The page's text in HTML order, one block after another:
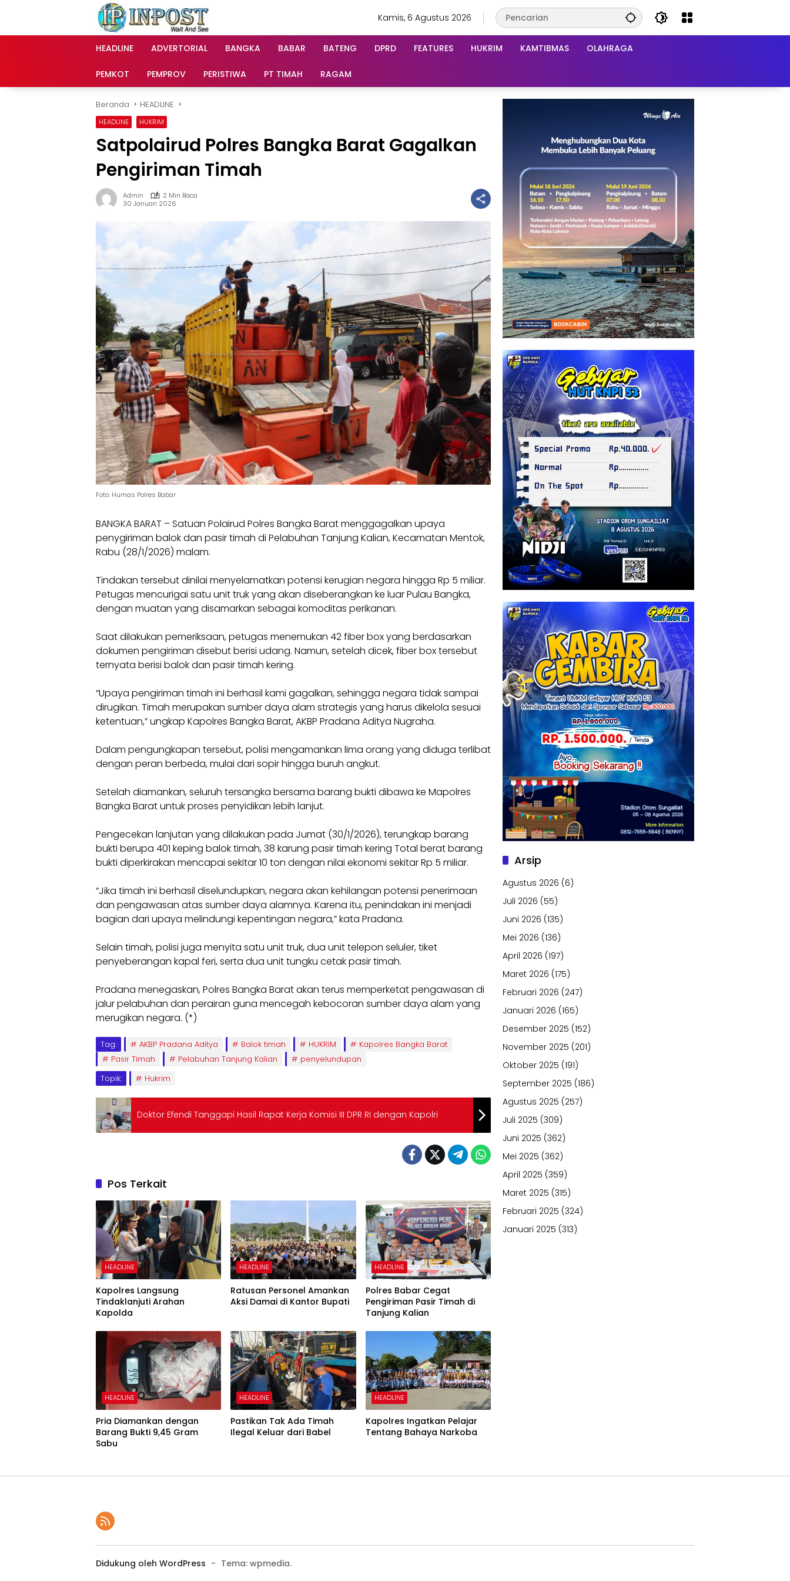
Kamis, 6 Agustus 2026
HEADLINE ADVERTORIAL BANGKA BABAR BATENG DPRD FEATURES HUKRIM KAMTIBMAS OLAHRAGA
PEMKOT PEMPROV PERISTIWA PT TIMAH RAGAM
Beranda HEADLINE
HEADLINE HUKRIM
Satpolairud Polres Bangka Barat Gagalkan
Pengiriman Timah
Admin
2 Min Baca
30 Januari 2026
Foto: Humas Polres Babar
BANGKA BARAT – Satuan Polairud Polres Bangka Barat menggagalkan upaya
penygiriman balok dan pasir timah di Pelabuhan Tanjung Kalian, Kecamatan Mentok,
Rabu (28/1/2026) malam.
Tindakan tersebut dinilai menyelamatkan potensi kerugian negara hingga Rp 5 miliar.
Petugas mencurigai satu unit truk yang akan diseberangkan ke luar Pulau Bangka,
dengan muatan yang disamarkan sebagai komoditas perikanan.
Saat dilakukan pemeriksaan, petugas menemukan 42 fiber box yang berdasarkan
dokumen pengiriman disebut berisi udang. Namun, setelah dicek, fiber box tersebut
ternyata berisi balok dan pasir timah kering.
“Upaya pengiriman timah ini berhasil kami gagalkan, sehingga negara tidak sampai
dirugikan. Timah merupakan sumber daya alam strategis yang harus dikelola sesuai
ketentuan,” ungkap Kapolres Bangka Barat, AKBP Pradana Aditya Nugraha.
Dalam pengungkapan tersebut, polisi mengamankan lima orang yang diduga terlibat
dengan peran berbeda, mulai dari sopir hingga buruh angkut.
Setelah diamankan, seluruh tersangka bersama barang bukti dibawa ke Mapolres
Bangka Barat untuk proses penyidikan lebih lanjut.
Pengecekan lanjutan yang dilakukan pada Jumat (30/1/2026), terungkap barang
bukti berupa 401 keping balok timah, 38 karung pasir timah kering Total berat barang
bukti diperkirakan mencapai sekitar 10 ton dengan nilai ekonomi sekitar Rp 5 miliar.
“Jika timah ini berhasil diselundupkan, negara akan kehilangan potensi penerimaan
dan pengawasan atas sumber daya alamnya. Karena itu, penindakan ini menjadi
bagian dari upaya melindungi kepentingan negara,” kata Pradana.
Selain timah, polisi juga menyita satu unit truk, dua unit telepon seluler, tiket
penyeberangan kapal feri, serta dua unit tungku cetak pasir timah.
Pradana menegaskan, Polres Bangka Barat akan terus memperketat pengawasan di
jalur pelabuhan dan perairan guna mencegah kebocoran sumber daya alam yang
merugikan negara. (*)
Tag: AKBP Pradana Aditya Balok timah HUKRIM
Kapolres Bangka Barat
Pasir Timah
Pelabuhan Tanjung Kalian
penyelundupan
Topik:
Hukrim
Doktor Efendi Tanggapi Hasil Rapat Kerja Komisi III DPR RI dengan Kapolri
Pos Terkait
HEADLINE
Kapolres Langsung
Tindaklanjuti Arahan
Kapolda
HEADLINE
Ratusan Personel Amankan
Aksi Damai di Kantor Bupati
HEADLINE
Polres Babar Cegat
Pengiriman Pasir Timah di
Tanjung Kalian
HEADLINE
Pria Diamankan dengan
Barang Bukti 9,45 Gram
Sabu
HEADLINE
Pastikan Tak Ada Timah
Ilegal Keluar dari Babel
HEADLINE
Kapolres Ingatkan Pelajar
Tentang Bahaya Narkoba
Arsip
Agustus 2026 (6)
Juli 2026 (55)
Juni 2026 (135)
Mei 2026 (136)
April 2026 (197)
Maret 2026 (175)
Februari 2026 (247)
Januari 2026 (165)
Desember 2025 (152)
November 2025 (201)
Oktober 2025 (191)
September 2025 (186)
Agustus 2025 (257)
Juli 2025 (309)
Juni 2025 (362)
Mei 2025 (362)
April 2025 (359)
Maret 2025 (315)
Februari 2025 (324)
Januari 2025 (313)
Didukung oleh WordPress - Tema: wpmedia.